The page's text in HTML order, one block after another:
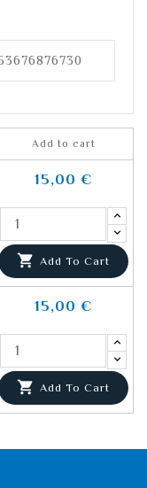
Add to cart
15,00 €
 Add To Cart
15,00 €
 Add To Cart